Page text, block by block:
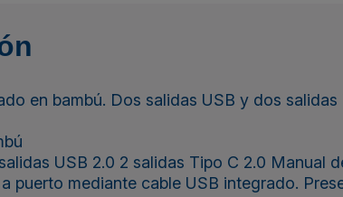
en bambú. Dos salidas USB y dos
USB 2.0 2 salidas Tipo C 2.0 Manual
puerto mediante cable USB integrado.